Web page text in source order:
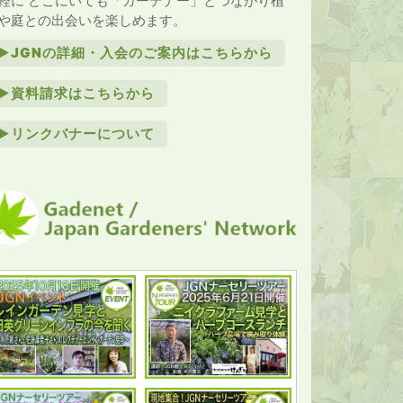
庭との出会いを楽しめます。
の詳細・入会のご案内はこちらから
資料請求はこちらから
リンクバナーについて